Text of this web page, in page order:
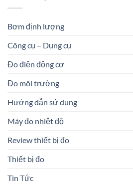
Bơm định lượng
Công cụ – Dụng cụ
Đo điện động cơ
Đo môi trường
Hướng dẫn sử dụng
Máy đo nhiệt độ
Review thiết bị đo
Thiết bị đo
Tin Tức